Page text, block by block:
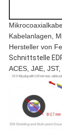
Kabelanlagen,
Hersteller von
Schnittstelle
ACES, JAE,